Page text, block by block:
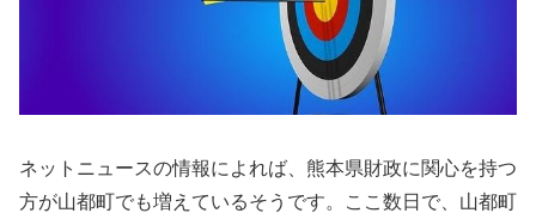
ネットニュースの情報によれば、熊本県財政に関心を持つ
方が山都町でも増えているそうです。ここ数日で、山都町